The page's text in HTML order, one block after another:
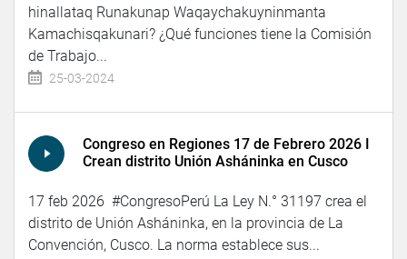
hinallataq Runakunap Waqaychakuyninmanta
Kamachisqakunari? ¿Qué funciones tiene la Comisión
de Trabajo...
25-03-2024
Congreso en Regiones 17 de Febrero 2026 I
Crean distrito Unión Asháninka en Cusco
17 feb 2026 #CongresoPerú La Ley N.° 31197 crea el
distrito de Unión Asháninka, en la provincia de La
Convención, Cusco. La norma establece sus...